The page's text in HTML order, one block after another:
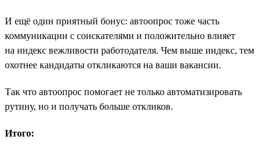
И ещё один приятный бонус: автоопрос тоже часть
коммуникации с соискателями и положительно влияет
на индекс вежливости работодателя. Чем выше индекс, тем
охотнее кандидаты откликаются на ваши вакансии.
Так что автоопрос помогает не только автоматизировать
рутину, но и получать больше откликов.
Итого: